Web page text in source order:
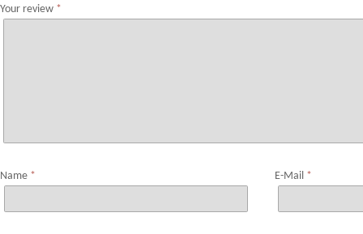
Your review *
Name * E-Mail *